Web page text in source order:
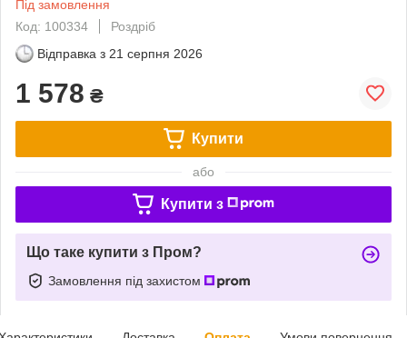
Під замовлення
Код: 100334
Роздріб
Відправка з 21 серпня 2026
1 578 ₴
Купити
або
Купити з
Що таке купити з Пром?
Замовлення під захистом